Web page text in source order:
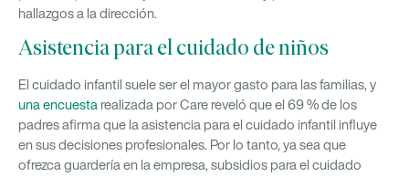
hallazgos a la dirección.
Asistencia para el cuidado de niños
El cuidado infantil suele ser el mayor gasto para las familias, y
una encuesta realizada por Care reveló que el 69 % de los
padres afirma que la asistencia para el cuidado infantil influye
en sus decisiones profesionales. Por lo tanto, ya sea que
ofrezca guardería en la empresa, subsidios para el cuidado